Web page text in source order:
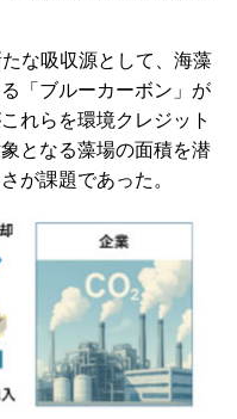
な吸収源として、海藻
「ブルーカーボン」が
れらを環境クレジット
となる藻場の面積を潜
が課題であった。